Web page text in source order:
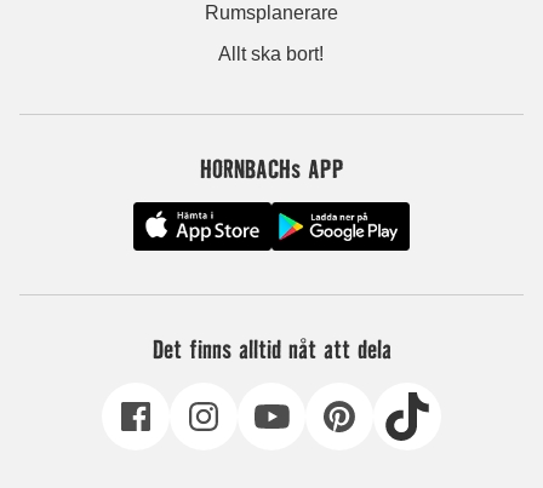
Rumsplanerare
Allt ska bort!
HORNBACHs APP
Det finns alltid nåt att dela